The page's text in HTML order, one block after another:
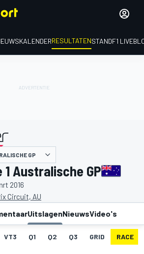
KALENDERRESULTATENSTANDF1
GP
1 Australische GP
2016
Circuit, AU
UitslagenNieuwsVideo's
VT3 Q1 Q2 Q3 GRID RACE